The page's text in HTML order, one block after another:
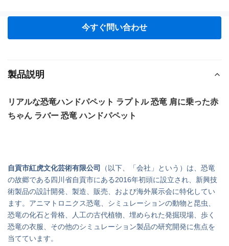
今すぐ問い合わせ
製品説明
リアルな恐竜ハンドパペット ラプトル 恐竜 肩に乗った赤
ちゃん ラバー 恐竜 ハンドパペット
自貢市紅虎文化芸術有限公司
（以下、「会社」という）は、恐竜
の故郷である四川省自貢市にある2016年初頭に設立され、新興技
術製品の設計開発、製造、販売、および海外展示会に特化してい
ます。アニマトロニクス恐竜、シミュレーションの動物と昆虫、
恐竜の化石と骨格、人工の古代植物、埋められた発掘現場、歩く
恐竜の衣服、その他のシミュレーション製品の研究開発に焦点を
当てています。